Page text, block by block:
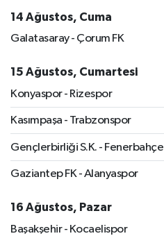
14 Ağustos, Cuma
Galatasaray - Çorum FK
15 Ağustos, Cumartesi
Konyaspor - Rizespor
Kasımpaşa - Trabzonspor
Gençlerbirliği S.K. - Fenerbahçe
Gaziantep FK - Alanyaspor
16 Ağustos, Pazar
Başakşehir - Kocaelispor